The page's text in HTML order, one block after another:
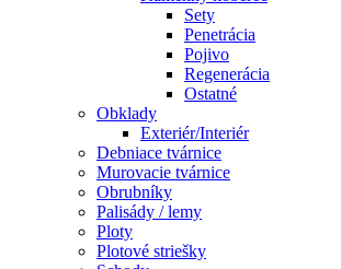
Sety
Penetrácia
Pojivo
Regenerácia
Ostatné
Obklady
Exteriér/Interiér
Debniace tvárnice
Murovacie tvárnice
Obrubníky
Palisády / lemy
Ploty
Plotové striešky